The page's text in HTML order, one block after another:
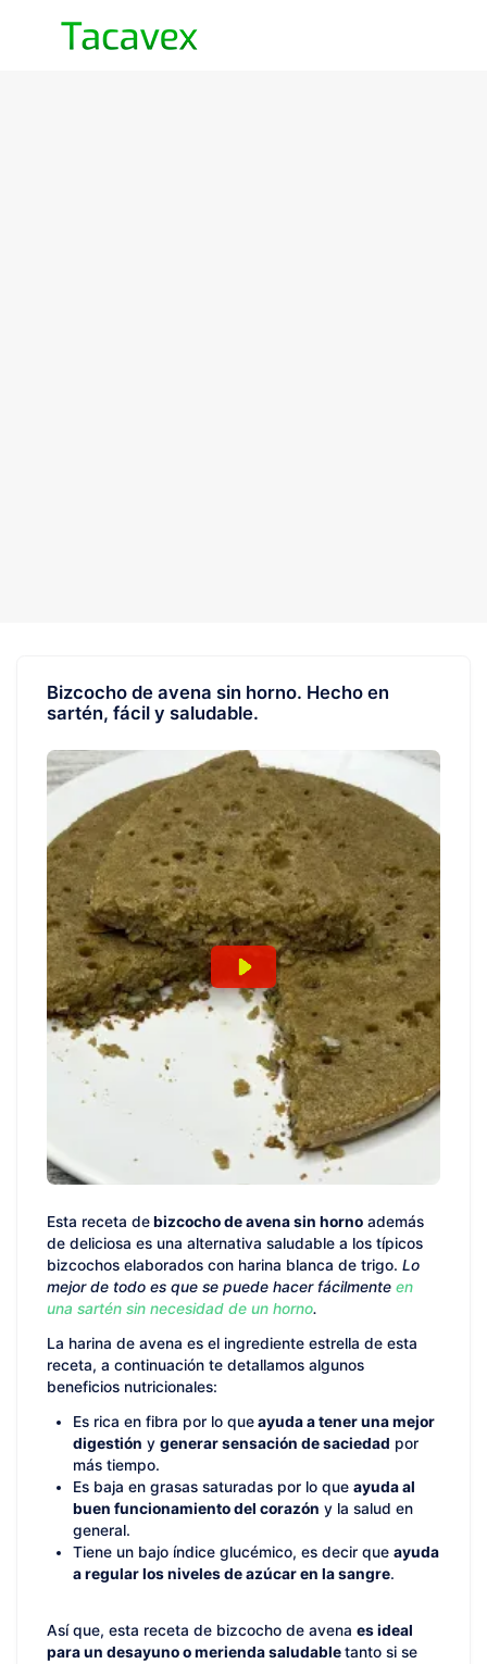
Bizcocho de avena sin horno. Hecho en
sartén, fácil y saludable.
Esta receta debizcocho de avena sin horno además
de deliciosa es una alternativa saludable a los típicos
bizcochos elaborados con harina blanca de trigo. Lo
mejor de todo es que se puede hacer fácilmente en
una sartén sin necesidad de un horno.
La harina de avena es el ingrediente estrella de esta
receta, a continuación te detallamos algunos
beneficios nutricionales:
Es rica en fibra por lo queayuda a tener una mejor
digestión y generar sensación de saciedad por
más tiempo.
Es baja en grasas saturadas por lo que ayuda al
buen funcionamiento del corazón y la salud en
general.
Tiene un bajo índice glucémico, es decir que ayuda
a regular los niveles de azúcar en la sangre.
Así que, esta receta de bizcocho de avena es ideal
para un desayuno o merienda saludabletanto si se